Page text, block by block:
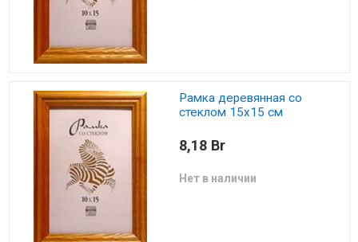
Рамка деревянная со
стеклом 15х15 см
8,18 Br
Нет в наличии